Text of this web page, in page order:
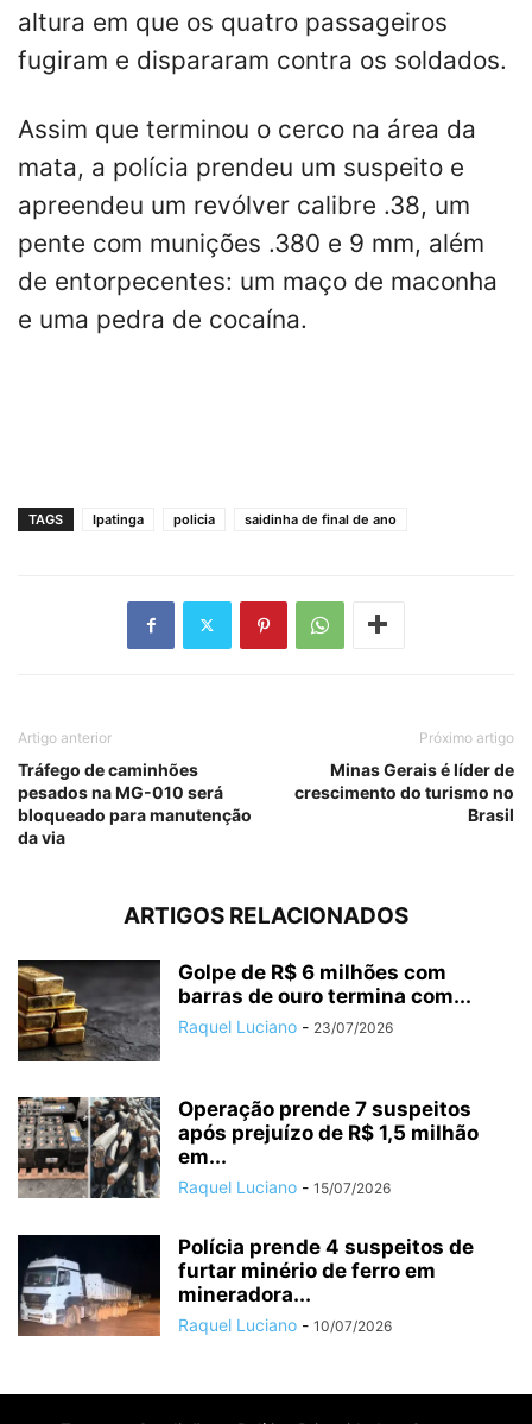
altura em que os quatro passageiros
fugiram e dispararam contra os soldados.
Assim que terminou o cerco na área da
mata, a polícia prendeu um suspeito e
apreendeu um revólver calibre .38, um
pente com munições .380 e 9 mm, além
de entorpecentes: um maço de maconha
e uma pedra de cocaína.
TAGS Ipatinga policia saidinha de final de ano
Artigo anterior
Tráfego de caminhões
pesados na MG-010 será
bloqueado para manutenção
da via
Próximo artigo
Minas Gerais é líder de
crescimento do turismo no
Brasil
ARTIGOS RELACIONADOS
Golpe de R$ 6 milhões com
barras de ouro termina com...
Raquel Luciano - 23/07/2026
Operação prende 7 suspeitos
após prejuízo de R$ 1,5 milhão
em...
Raquel Luciano - 15/07/2026
Polícia prende 4 suspeitos de
furtar minério de ferro em
mineradora...
Raquel Luciano - 10/07/2026